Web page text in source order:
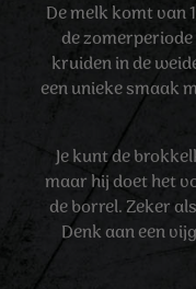
De melk komt van
de
kruiden in de
een unieke smaak
Je kunt de
maar hij doet het
de borrel. Zeker
Denk aan een